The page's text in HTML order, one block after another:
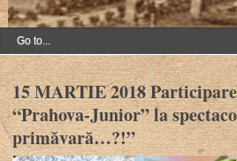
15 MARTIE 2018
“Prahova-Junior” la
primăvară…?!”